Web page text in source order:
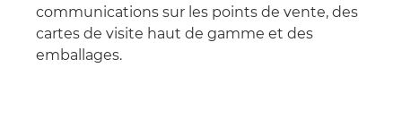
communications sur les points de vente, des
cartes de visite haut de gamme et des
emballages.